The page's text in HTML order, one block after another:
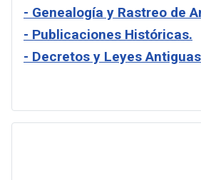
- Genealogía y Rastreo de
- Publicaciones Históricas.
- Decretos y Leyes